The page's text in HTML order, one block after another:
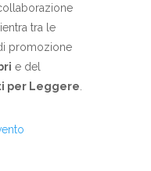
tra le
promozione
e del
per Leggere